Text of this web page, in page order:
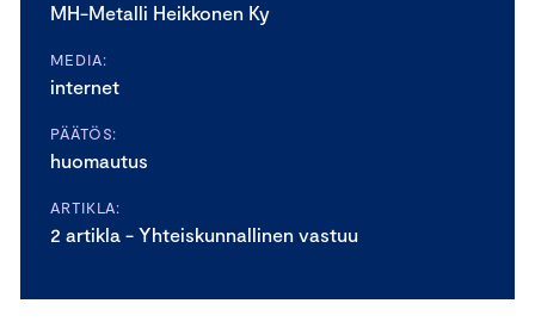
MH-Metalli Heikkonen Ky
MEDIA:
internet
PÄÄTÖS:
huomautus
ARTIKLA:
2 artikla - Yhteiskunnallinen vastuu